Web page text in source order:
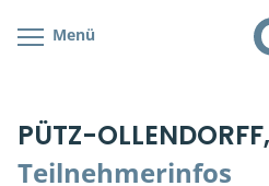
Menü
PÜTZ-
Teilnehmerinfos
Cranial/Neurale Osteopathie
Bonus-Programm
Teilnehmerliste